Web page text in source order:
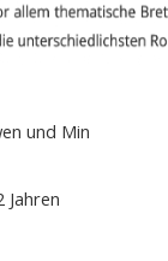
und Min
Jahren